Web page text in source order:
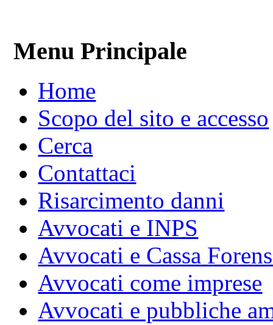
Menu Principale
Home
Scopo del sito e accesso
Cerca
Contattaci
Risarcimento danni
Avvocati e INPS
Avvocati e Cassa
Avvocati come imprese
Avvocati e pubbliche